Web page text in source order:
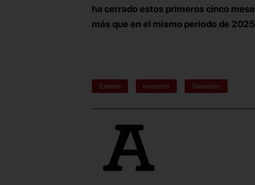
ha cerrado estos primeros cinco
más que en el mismo periodo de
Exterior Inversión Televisión